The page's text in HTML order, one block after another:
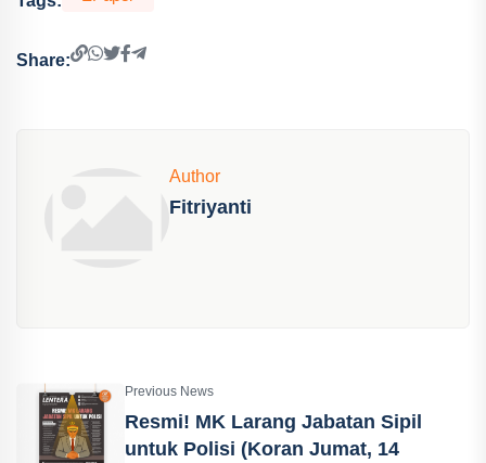
Share:
Author
Fitriyanti
Previous News
Resmi! MK Larang Jabatan Sipil
untuk Polisi (Koran Jumat, 14